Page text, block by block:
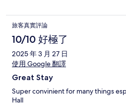
旅客真實評論
10/10 好極了
2025 年 3 月 27 日
使用 Google 翻譯
Great Stay
Super convinient for many things
Hall